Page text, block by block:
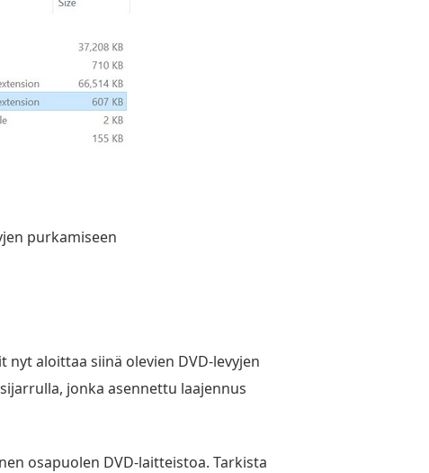
purkamiseen
aloittaa siinä olevien DVD-levyjen
jonka asennettu laajennus
osapuolen DVD-laitteistoa. Tarkista